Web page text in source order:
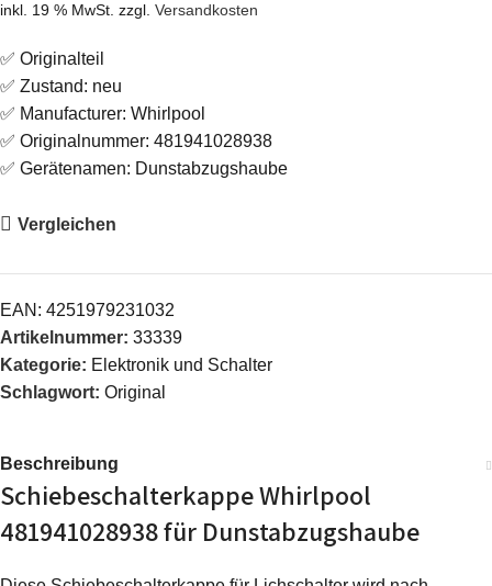
inkl. 19 % MwSt. zzgl. Versandkosten
✅ Originalteil
✅ Zustand: neu
✅ Manufacturer: Whirlpool
✅ Originalnummer: 481941028938
✅ Gerätenamen: Dunstabzugshaube
Vergleichen
EAN: 4251979231032
Artikelnummer: 33339
Kategorie: Elektronik und Schalter
Schlagwort: Original
Beschreibung
Schiebeschalterkappe Whirlpool
481941028938 für Dunstabzugshaube